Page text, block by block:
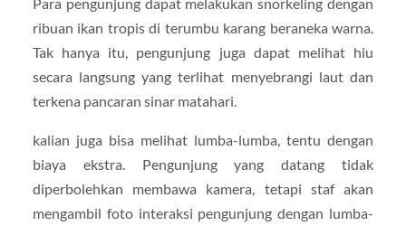
ribuan ikan tropis di terumbu karang beraneka warna.
Tak hanya itu, pengunjung juga dapat melihat hiu
secara langsung yang terlihat menyebrangi laut dan
terkena pancaran sinar matahari.
kalian juga bisa melihat lumba-lumba, tentu dengan
biaya ekstra. Pengunjung yang datang tidak
diperbolehkan membawa kamera, tetapi staf akan
mengambil foto interaksi pengunjung dengan lumba-